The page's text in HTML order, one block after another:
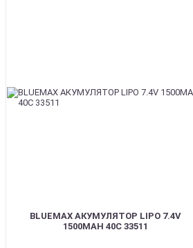
BLUEMAX АКУМУЛЯТОР LIPO 7.4V
1500MAH 40C 33511